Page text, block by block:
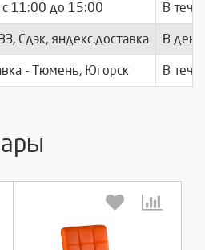
c 11:00 до 15:00 В
Сдэк, яндекс.доставка В день
- Тюмень, Югорск В